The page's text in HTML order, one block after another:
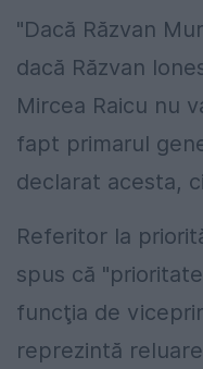
"Dacă Răzvan
dacă Răzvan
Mircea Raicu nu
fapt primarul
declarat acesta,
Referitor la
spus că
funcţia de
reprezintă